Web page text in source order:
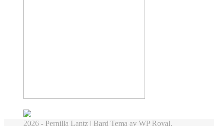
2026 - Pernilla Lantz | Bard Tema av WP Royal.